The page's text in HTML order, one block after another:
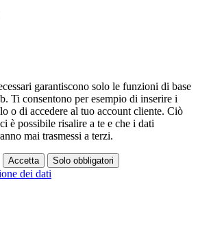
garantiscono solo le funzioni di base
Ti consentono per esempio di inserire i
o di accedere al tuo account cliente. Ciò
è possibile risalire a te e che i dati
mai trasmessi a terzi.
Accetta Solo obbligatori
dei dati